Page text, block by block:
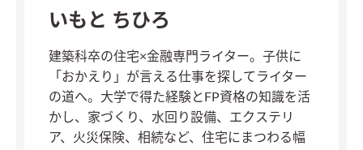
いもと ちひろ
建築科卒の住宅×金融専門ライター。子供に
「おかえり」が言える仕事を探してライター
の道へ。大学で得た経験とFP資格の知識を活
かし、家づくり、水回り設備、エクステリ
ア、火災保険、相続など、住宅にまつわる幅